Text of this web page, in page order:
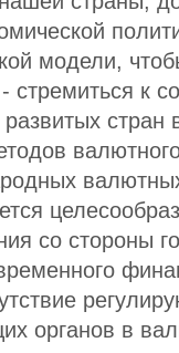
модели,
стремиться к
развитых
со стороны
органов в